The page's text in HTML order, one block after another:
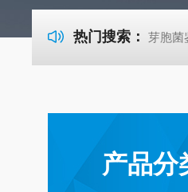
热门搜索： 芽胞菌鉴定卡21345,革兰氏阴性细菌鉴定卡21341,革兰氏阳性细菌鉴定卡21342,TSA胰酪大豆胨琼脂培养基,SDA沙氏葡萄糖琼脂培养基 芽胞菌鉴定卡21345,革兰
产品分